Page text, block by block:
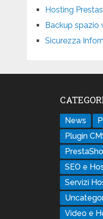
Hosting
Backup spazio
Sicurezza
News
Plugin
SEO e
Servizi
Video e